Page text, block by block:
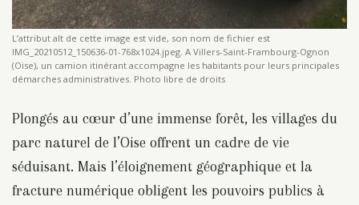
L’attribut alt de cette image est vide, son nom de fichier est
IMG_20210512_150636-01-768x1024.jpeg. A Villers-Saint-Frambourg-Ognon
(Oise), un camion itinérant accompagne les habitants pour leurs principales
démarches administratives. Photo libre de droits
Plongés au cœur d’une immense forêt, les villages du
parc naturel de l’Oise offrent un cadre de vie
séduisant. Mais l’éloignement géographique et la
fracture numérique obligent les pouvoirs publics à